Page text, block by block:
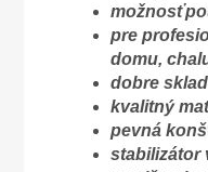
pre
domu,
dobre
kvalitný
pevná
stabilizátor